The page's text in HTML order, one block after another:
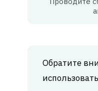
Обратите